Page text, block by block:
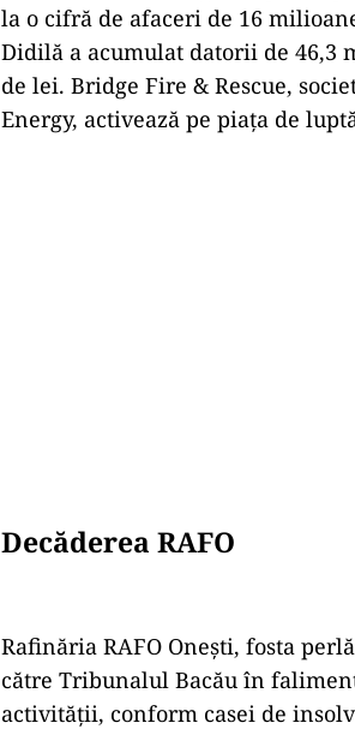
la o cifră de afaceri de 16
Didilă a acumulat datorii de 46,3
de lei. Bridge Fire & Rescue,
Energy, activează pe piața de
Decăderea RAFO
Rafinăria RAFO Onești, fosta
către Tribunalul Bacău în
activității, conform casei de